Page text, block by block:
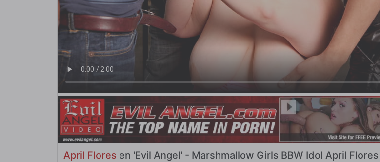
April Flores en 'Evil Angel' - Marshmallow Girls BBW Idol April Flores